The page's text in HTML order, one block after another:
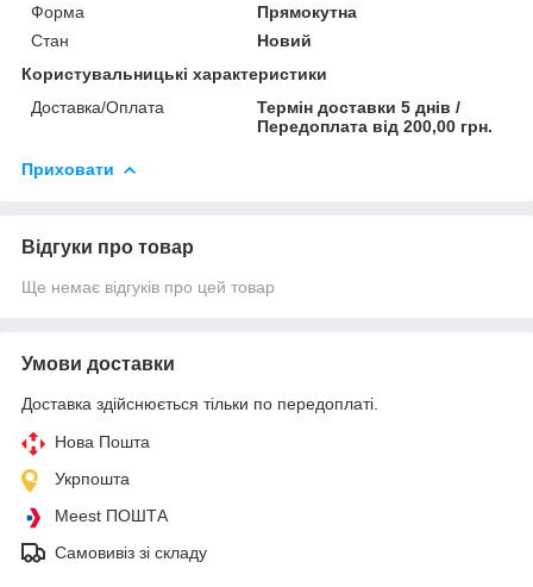
Форма
Прямокутна
Стан
Новий
Користувальницькі характеристики
Доставка/Оплата
Термін доставки 5 днів /
Передоплата від 200,00 грн.
Приховати
Відгуки про товар
Ще немає відгуків про цей товар
Умови доставки
Доставка здійснюється тільки по передоплаті.
Нова Пошта
Укрпошта
Meest ПОШТА
Самовивіз зі складу